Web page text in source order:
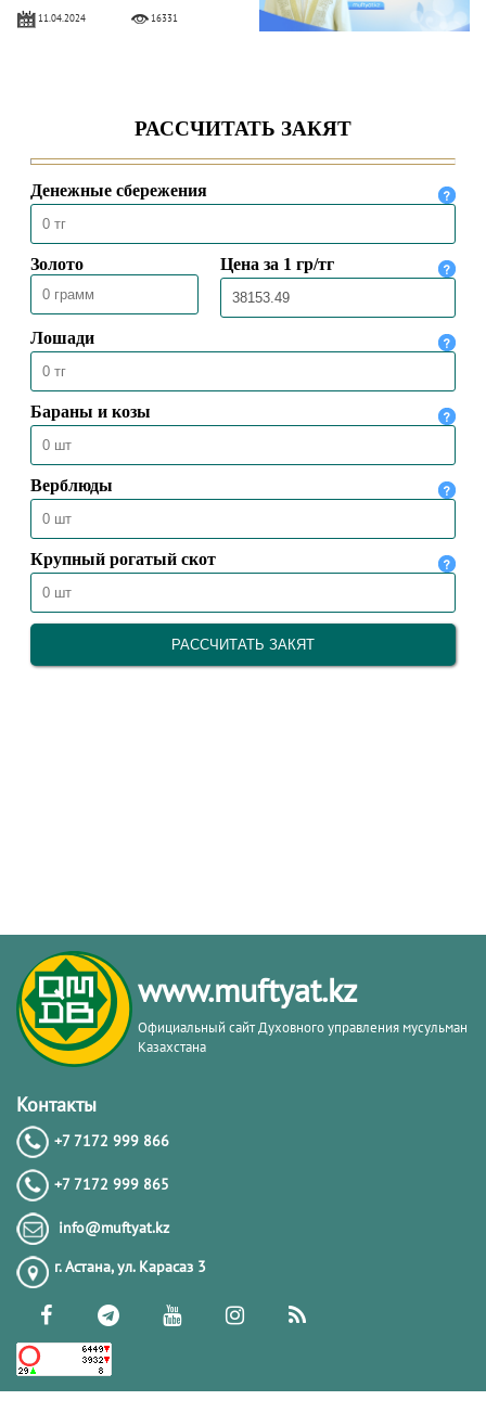
11.04.2024 16331
16.12.2023 20984
ДЕНЬ РЕСПУБЛИКИ –
НАЦИОНАЛЬНЫЙ ПРАЗДНИК
КАЗАХСТАНА
25.10.2023
www.muftyat.kz
Официальный сайт Духовного управления мусульман
Казахстана
Контакты
+7 7172 999 866
+7 7172 999 865
info@muftyat.kz
г. Астана, ул. Карасаз 3